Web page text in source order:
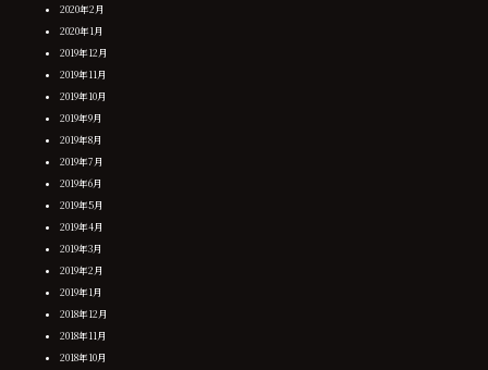
2020年2月
2020年1月
2019年12月
2019年11月
2019年10月
2019年9月
2019年8月
2019年7月
2019年6月
2019年5月
2019年4月
2019年3月
2019年2月
2019年1月
2018年12月
2018年11月
2018年10月